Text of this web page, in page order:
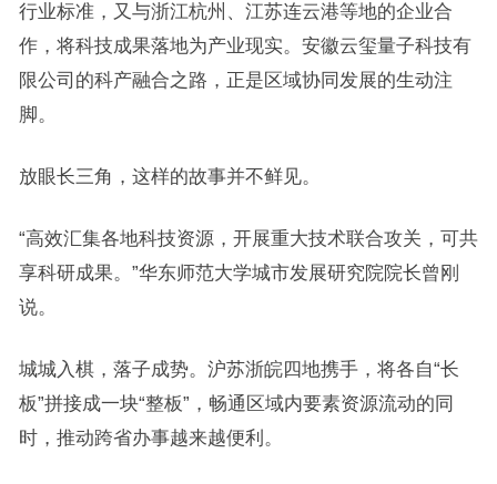
行业标准，又与浙江杭州、江苏连云港等地的企业合
作，将科技成果落地为产业现实。安徽云玺量子科技有
限公司的科产融合之路，正是区域协同发展的生动注
脚。
放眼长三角，这样的故事并不鲜见。
“高效汇集各地科技资源，开展重大技术联合攻关，可共
享科研成果。”华东师范大学城市发展研究院院长曾刚
说。
城城入棋，落子成势。沪苏浙皖四地携手，将各自“长
板”拼接成一块“整板”，畅通区域内要素资源流动的同
时，推动跨省办事越来越便利。